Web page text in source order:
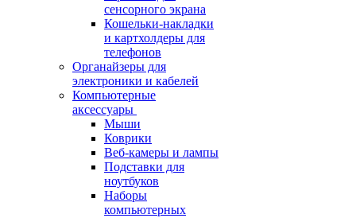
сенсорного экрана
Кошельки-накладки
и картхолдеры для
телефонов
Органайзеры для
электроники и кабелей
Компьютерные
аксессуары
Мыши
Коврики
Веб-камеры и лампы
Подставки для
ноутбуков
Наборы
компьютерных